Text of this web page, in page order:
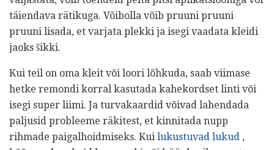
täiendava rätikuga. Võibolla võib pruuni pruuni
pruuni lisada, et varjata plekki ja isegi vaadata kleidi
jaoks šikki.
Kui teil on oma kleit või loori lõhkuda, saab viimase
hetke remondi korral kasutada kahekordset linti või
isegi super liimi. Ja turvakaardid võivad lahendada
paljusid probleeme räkitest, et kinnitada nupp
rihmade paigalhoidmiseks. Kui lukustuvad lukud ,